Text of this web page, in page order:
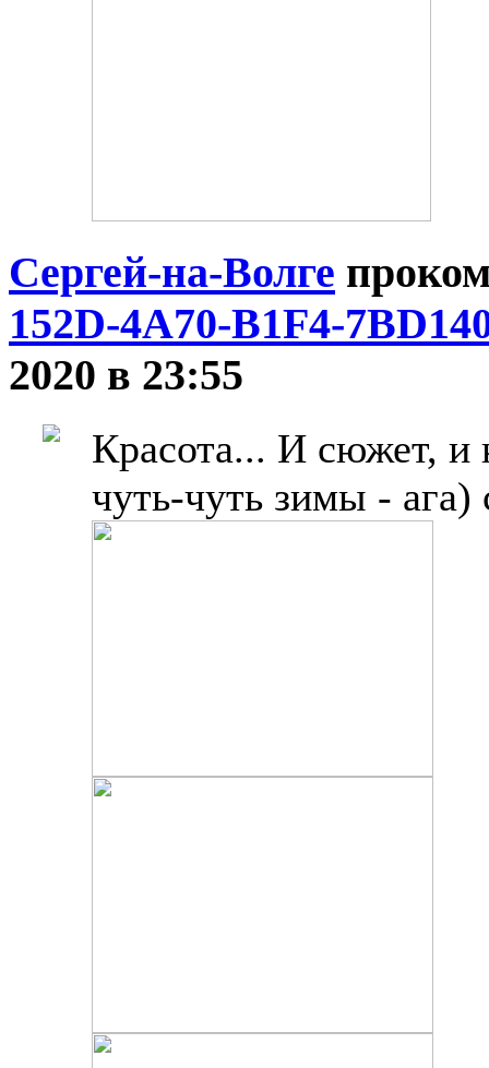
Сергей-на-Волге
152D-4A70-B1F4-
2020 в 23:55
Красота... И сюжет, и
чуть-чуть зимы - ага)